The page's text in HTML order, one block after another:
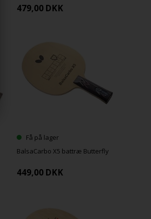
479,00 DKK
Få på lager
BalsaCarbo X5 battræ Butterfly
449,00 DKK